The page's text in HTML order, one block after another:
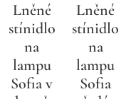
Lněné
stínidlo
na
lampu
Sofia v
Lněné
stínidlo
na
lampu
Sofia